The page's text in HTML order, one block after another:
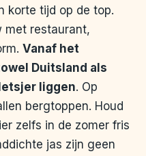
korte tijd op de top.
met restaurant,
Vanaf het
Duitsland als
liggen. Op
bergtoppen. Houd
zelfs in de zomer fris
jas zijn geen